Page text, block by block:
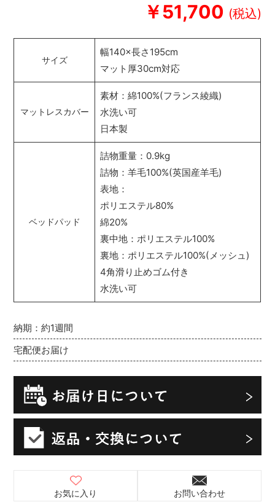
￥51,700
納期：約1週間
宅配便お届け
お気に入り お問い合わせ
サイズ
幅140×長さ195cm
マット厚30cm対応
マットレスカバー
素材：綿100%(フランス綾織)
水洗い可
日本製
ベッドパッド
詰物重量：0.9kg
詰物：羊毛100%(英国産羊毛)
表地：
ポリエステル80%
綿20%
裏中地：ポリエステル100%
裏地：ポリエステル100%(メッシュ)
4角滑り止めゴム付き
水洗い可